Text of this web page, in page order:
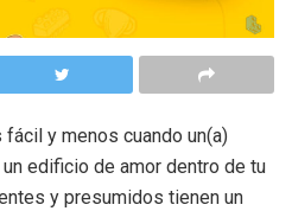
y menos cuando un(a)
edificio de amor dentro de tu
y presumidos tienen un